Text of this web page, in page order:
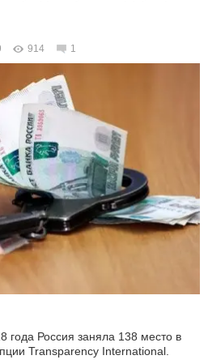
В МИРЕ
КУЛЬТУРА
НАУКА
СПОРТ
И МОТО
914 1
года Россия заняла 138 место в
Transparency International.